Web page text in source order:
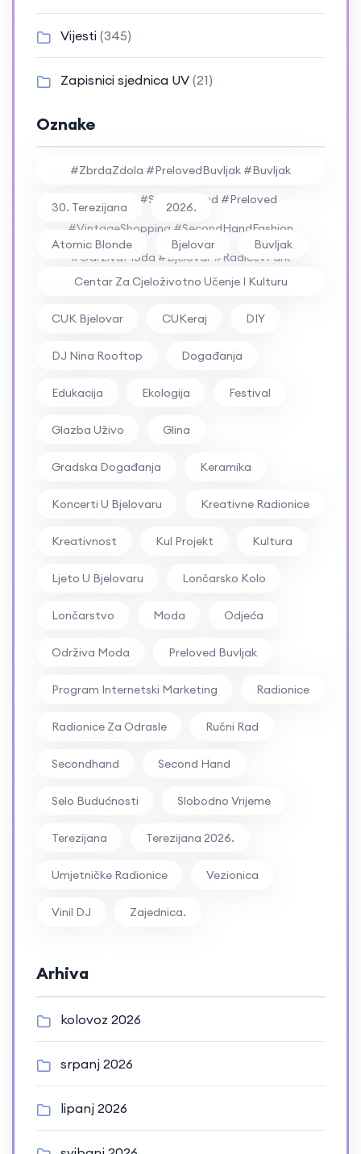
Vijesti (345)
Zapisnici sjednica UV (21)
Oznake
#ZbrdaZdola #PrelovedBuvljak #Buvljak
#Vintage #SecondHand #Preloved
#VintageShopping #SecondHandFashion
#OdrživaModa #Bjelovar #RadićevPark
#RockFestival #ZbrdaZdola2026
30. Terezijana 2026.
Atomic Blonde Bjelovar Buvljak
Centar Za Cjeloživotno Učenje I Kulturu
CUK Bjelovar CUKeraj DIY
DJ Nina Rooftop Događanja
Edukacija Ekologija Festival
Glazba Uživo Glina
Gradska Događanja Keramika
Koncerti U Bjelovaru Kreativne Radionice
Kreativnost Kul Projekt Kultura
Ljeto U Bjelovaru Lončarsko Kolo
Lončarstvo Moda Odjeća
Održiva Moda Preloved Buvljak
Program Internetski Marketing Radionice
Radionice Za Odrasle Ručni Rad
Secondhand Second Hand
Selo Budućnosti Slobodno Vrijeme
Terezijana Terezijana 2026.
Umjetničke Radionice Vezionica
Vinil DJ Zajednica.
Arhiva
kolovoz 2026
srpanj 2026
lipanj 2026